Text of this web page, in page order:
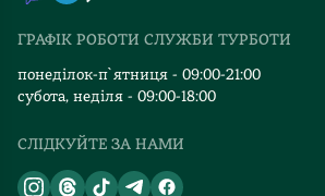
Видавництва
Відгуки та оцінка RDT
ГРАФІК РОБОТИ СЛУЖБИ ТУРБОТИ
понеділок-п`ятниця - 09:00-21:00
субота, неділя - 09:00-18:00
СЛІДКУЙТЕ ЗА НАМИ